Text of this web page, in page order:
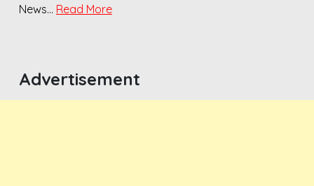
News… Read More
Advertisement